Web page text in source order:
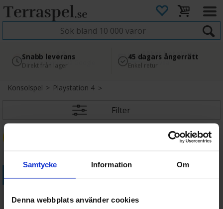
Samtycke Information Om
Denna webbplats använder cookies
4.8
Läs omdömen på Google
Säker betalning
med Svea
Snabb leverans
Direkt från lager
45 dagars ångerrätt
Enkel retur
Konsolspel> Playstation 4
Filter
Köp